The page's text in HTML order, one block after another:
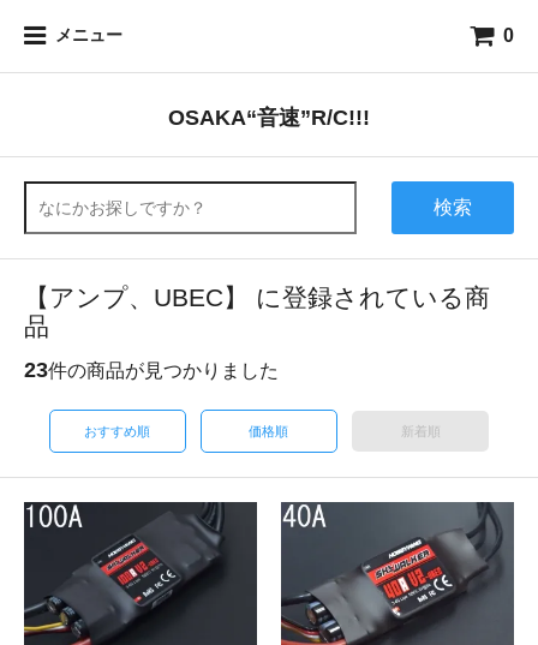
メニュー 0
OSAKA“音速”R/C!!!
検索
【アンプ、UBEC】 に登録されている商
品
23件の商品が見つかりました
おすすめ順 価格順 新着順